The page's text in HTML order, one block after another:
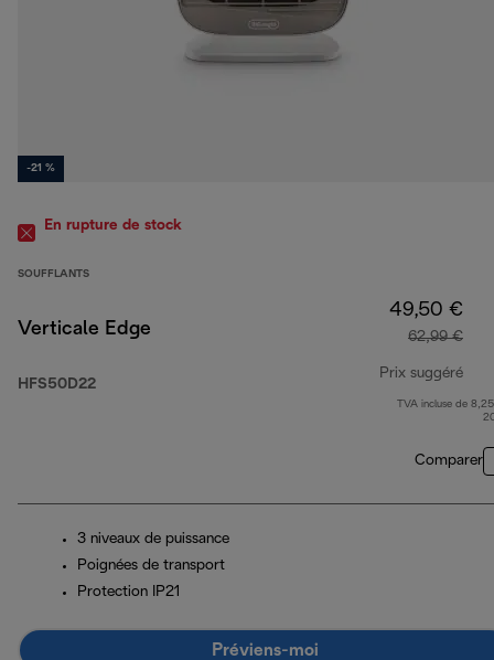
-21 %
En rupture de stock
SOUFFLANTS
Verticale Edge
HFS50D22
49,50 €
62,99 €
Prix suggéré
TVA incluse de
Comparer
3 niveaux de puissance
Poignées de transport
Protection IP21
Préviens-moi